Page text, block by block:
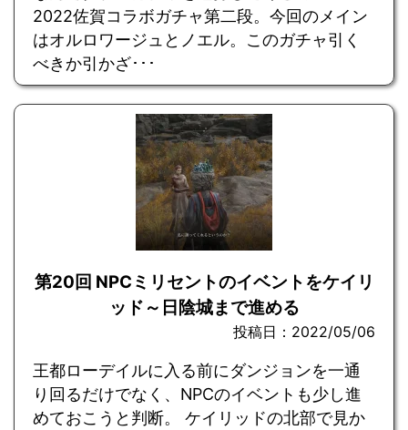
2022佐賀コラボガチャ第二段。今回のメイン
はオルロワージュとノエル。このガチャ引く
べきか引かざ･･･
第20回 NPCミリセントのイベントをケイリ
ッド～日陰城まで進める
投稿日：2022/05/06
王都ローデイルに入る前にダンジョンを一通
り回るだけでなく、NPCのイベントも少し進
めておこうと判断。 ケイリッドの北部で見か